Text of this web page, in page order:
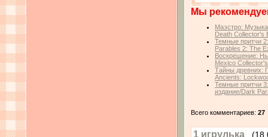
Мы
Маэстро:
Death Collector's
Темные притчи
Parables 2: The
Воскрешение:
Mexico
Тайны древних:
Ancients:
Темные притчи
издание/Dark
Всего комментариев: 27
1 игрулька